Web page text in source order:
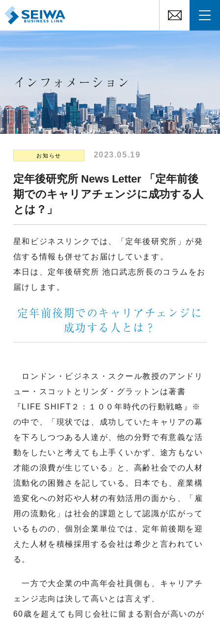
インフォメーション
お知らせ 2023.05.19
定年後研究所 News Letter 「定年前後
期でのキャリアチェンジに成功する人
とは？」
星和ビジネスリンクでは、「定年後研究所」が発
信する情報も併せてお届けしています。
本日は、定年後研究所 池口武志所長のコラムをお
届けします。
定年前後期でのキャリアチェンジに
成功する人とは？
ロンドン・ビジネス・スクール教授のアンドリ
ュー・スコットとリンダ・グラットンは著書
『LIFE SHIFT２：１００年時代の行動戦略』※
の中で、「現状では、成功していたキャリアの幕
を下ろしつつある人達が、他の分野で有意義な活
動をしたいと考えても上手くいかず、途方もない
才能の浪費が生じている」と、高齢社会での人材
流動化の困難さを記している。日本でも、産業構
造変化への対応や人材の有効活用の面から、「雇
用の流動化」は社会的課題として認識が広がって
いるものの、個別企業単位では、定年前後期を迎
えた人材を積極採用する会社は希少と言われてい
る。
一方で大企業の中高年会社員側も、キャリアチ
ェンジ志向は決して高いとは言えず、
60歳を超えても同じ会社に留まる割合が高いのが